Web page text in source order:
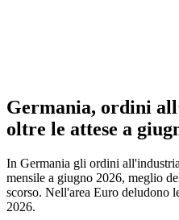
Germania, ordini
oltre le attese a
In Germania gli ordini
mensile a giugno 2026, meglio
scorso. Nell'area Euro deludono
2026.